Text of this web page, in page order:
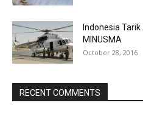
Indonesia
MINUSMA
October 28, 2016
RECENT COMMENTS